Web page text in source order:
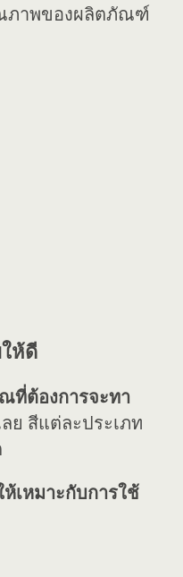
ภาพของผลิตภัณฑ์
ห้ดี
ณที่ต้องการจะทา
ย สีแต่ละประเภท
เหมาะกับการใช้